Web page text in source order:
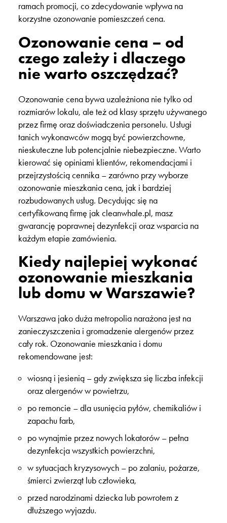
ramach promocji, co zdecydowanie wpływa na
korzystne ozonowanie pomieszczeń cena.
Ozonowanie cena – od
czego zależy i dlaczego
nie warto oszczędzać?
Ozonowanie cena bywa uzależniona nie tylko od
rozmiarów lokalu, ale też od klasy sprzętu używanego
przez firmę oraz doświadczenia personelu. Usługi
tanich wykonawców mogą być powierzchowne,
nieskuteczne lub potencjalnie niebezpieczne. Warto
kierować się opiniami klientów, rekomendacjami i
przejrzystością cennika – zarówno przy wyborze
ozonowanie mieszkania cena, jak i bardziej
rozbudowanych usług. Decydując się na
certyfikowaną firmę jak cleanwhale.pl, masz
gwarancję poprawnej dezynfekcji oraz wsparcia na
każdym etapie zamówienia.
Kiedy najlepiej wykonać
ozonowanie mieszkania
lub domu w Warszawie?
Warszawa jako duża metropolia narażona jest na
zanieczyszczenia i gromadzenie alergenów przez
cały rok. Ozonowanie mieszkania i domu
rekomendowane jest:
wiosną i jesienią – gdy zwiększa się liczba infekcji
oraz alergenów w powietrzu,
po remoncie – dla usunięcia pyłów, chemikaliów i
zapachu farb,
po wynajmie przez nowych lokatorów – pełna
dezynfekcja wszystkich powierzchni,
w sytuacjach kryzysowych – po zalaniu, pożarze,
śmierci zwierząt lub człowieka,
przed narodzinami dziecka lub powrotem z
dłuższego wyjazdu.